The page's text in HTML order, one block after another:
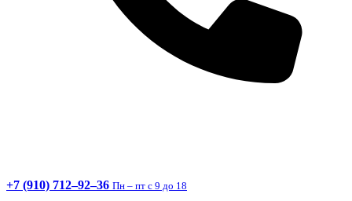
+7 (910) 712–92–36 Пн – пт с 9 до 18